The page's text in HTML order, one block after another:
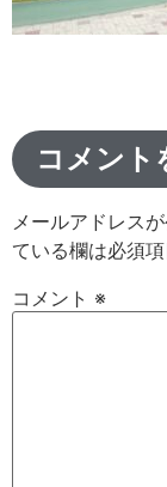
コメント
メールアドレス
ている欄は必須
コメント ※